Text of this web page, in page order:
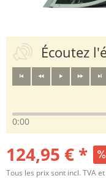
Écoutez
0:00
124,95 € *
Tous les prix sont incl. TVA et